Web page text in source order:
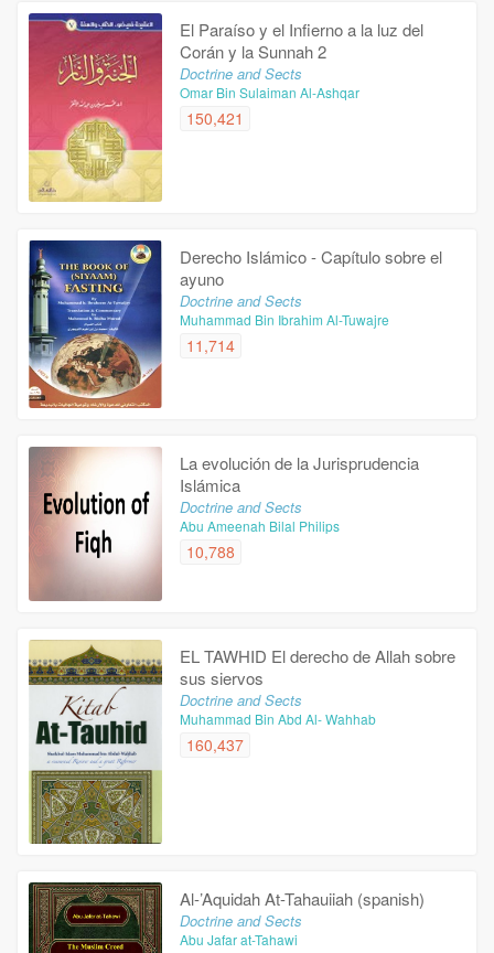
El Paraíso y el Infierno a la luz del
Corán y la Sunnah 2
Doctrine and Sects
Omar Bin Sulaiman Al-Ashqar
150,421
Derecho Islámico - Capítulo sobre el
ayuno
Doctrine and Sects
Muhammad Bin Ibrahim Al-Tuwajre
11,714
La evolución de la Jurisprudencia
Islámica
Doctrine and Sects
Abu Ameenah Bilal Philips
10,788
EL TAWHID El derecho de Allah sobre
sus siervos
Doctrine and Sects
Muhammad Bin Abd Al- Wahhab
160,437
Al-’Aquidah At-Tahauiiah (spanish)
Doctrine and Sects
Abu Jafar at-Tahawi